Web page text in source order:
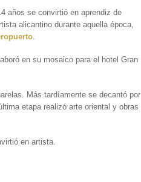
años se convirtió en aprendiz de
alicantino durante aquella época,
.
en su mosaico para el hotel Gran
Más tardíamente se decantó por
etapa realizó arte oriental y obras
en artista.